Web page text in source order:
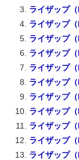
ライザップ
ライザップ
ライザップ
ライザップ
ライザップ
ライザップ
ライザップ
ライザップ
ライザップ
ライザップ
ライザップ